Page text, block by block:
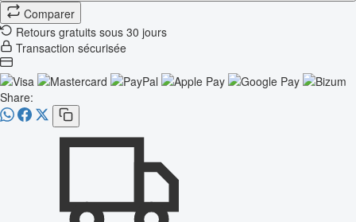
Comparer
Retours gratuits sous 30 jours
Transaction sécurisée
Share: